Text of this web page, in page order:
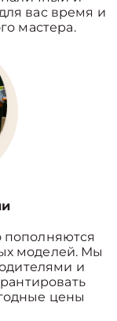
вас время и
мастера.
пополняются
моделей. Мы
и
цены